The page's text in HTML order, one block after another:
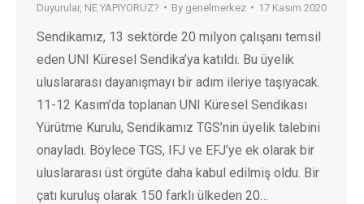
Duyurular, NE YAPIYORUZ? By genelmerkez 17 Kasım 2020
Sendikamız, 13 sektörde 20 milyon çalışanı temsil
eden UNI Küresel Sendika’ya katıldı. Bu üyelik
uluslararası dayanışmayı bir adım ileriye taşıyacak.
11-12 Kasım’da toplanan UNI Küresel Sendikası
Yürütme Kurulu, Sendikamız TGS’nin üyelik talebini
onayladı. Böylece TGS, IFJ ve EFJ’ye ek olarak bir
uluslararası üst örgüte daha kabul edilmiş oldu. Bir
çatı kuruluş olarak 150 farklı ülkeden 20…